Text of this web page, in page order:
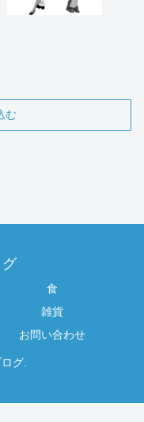
む
グ
食
雑貨
お問い合わせ
グ.